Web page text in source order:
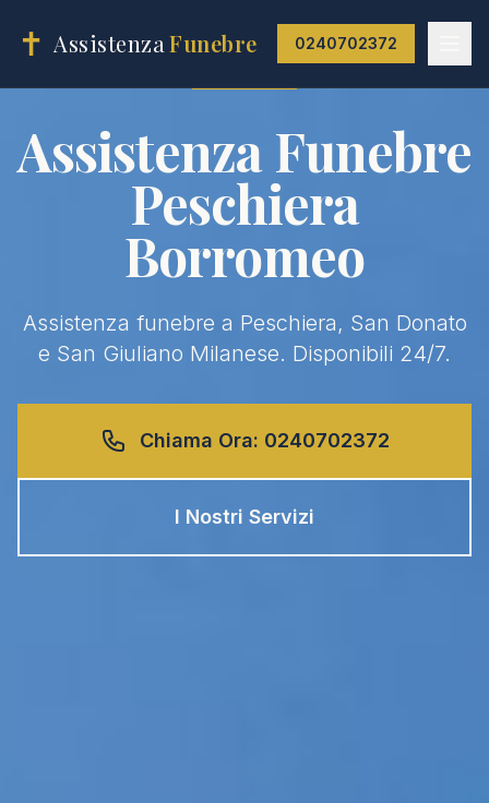
✝ Assistenza Funebre 0240702372
Assistenza Funebre
Peschiera
Borromeo
Assistenza funebre a Peschiera, San Donato
e San Giuliano Milanese. Disponibili 24/7.
Chiama Ora: 0240702372
I Nostri Servizi